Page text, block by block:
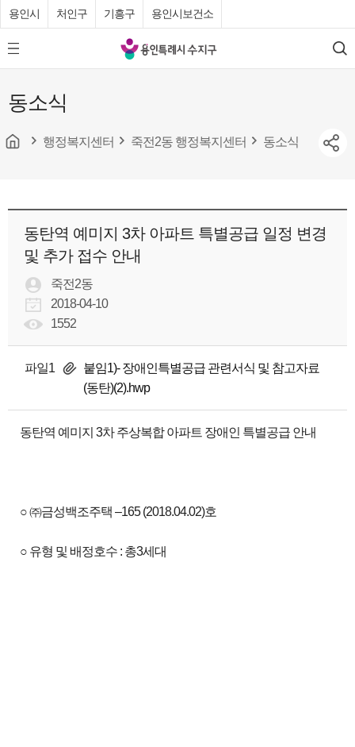
용인시 처인구 기흥구 용인시보건소
모
바
메
뉴
튼
용
인
수
청
검
색
동소식
행정복지센터 죽전2동 행정복지센터 동소식
동탄역 예미지 3차 아파트 특별공급 일정 변경
및 추가 접수 안내
죽전2동
2018-04-10
1552
파일1
붙임1)- 장애인특별공급 관련서식 및 참고자료
(동탄)(2).hwp
동탄역 예미지 3차 주상복합 아파트 장애인 특별공급 안내
○ ㈜금성백조주택 –165 (2018.04.02)호
○ 유형 및 배정호수 : 총3세대